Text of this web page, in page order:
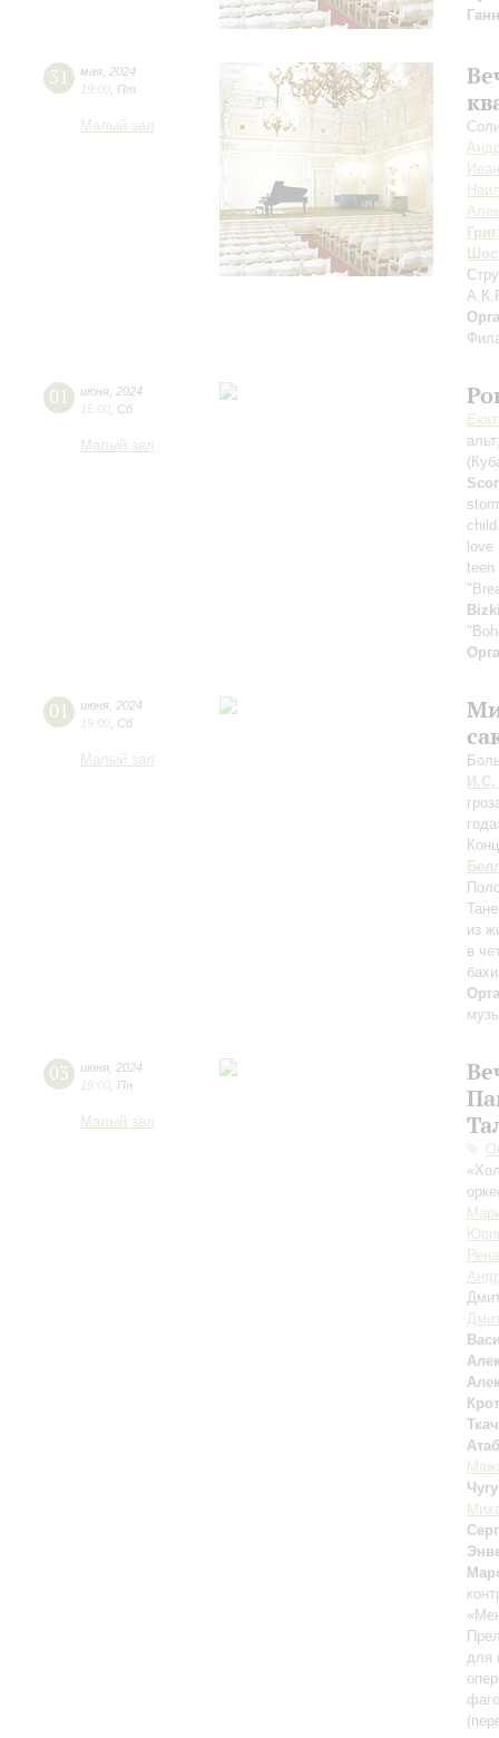
Ганн
31 мая 2024
19:00 Пт
Малый зал
Григ
01 июня 2024
15:00 Сб
Малый зал
01 июня 2024
19:00 Сб
Малый зал
И.С.
из
в
03 июня 2024
19:00 Пн
Малый зал
для